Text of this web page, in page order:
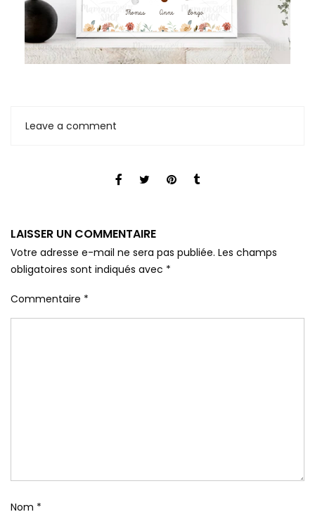
Leave a comment
LAISSER UN COMMENTAIRE
Votre adresse e-mail ne sera pas publiée. Les champs
obligatoires sont indiqués avec *
Commentaire *
Nom *